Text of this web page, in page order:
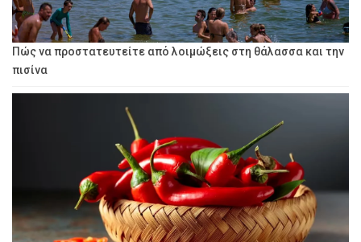
Πώς να προστατευτείτε από λοιμώξεις στη θάλασσα και την
πισίνα